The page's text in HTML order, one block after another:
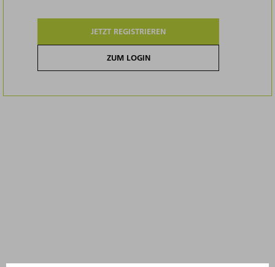
JETZT REGISTRIEREN
ZUM LOGIN